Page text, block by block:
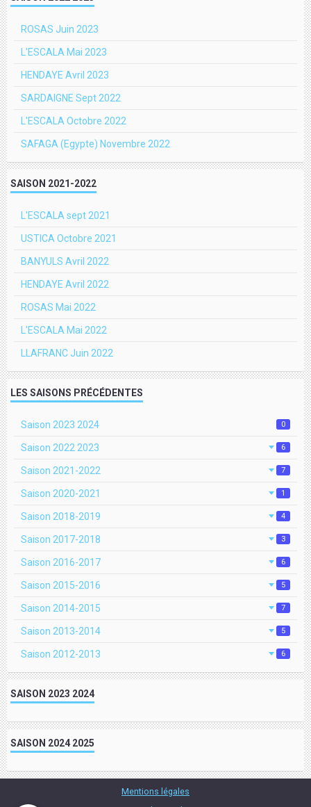
ROSAS Juin 2023
L'ESCALA Mai 2023
HENDAYE Avril 2023
SARDAIGNE Sept 2022
L'ESCALA Octobre 2022
SAFAGA (Egypte) Novembre 2022
SAISON 2021-2022
L'ESCALA sept 2021
USTICA Octobre 2021
BANYULS Avril 2022
HENDAYE Avril 2022
ROSAS Mai 2022
L'ESCALA Mai 2022
LLAFRANC Juin 2022
LES SAISONS PRÉCÉDENTES
Saison 2023 2024 0
Saison 2022 2023 6
Saison 2021-2022 7
Saison 2020-2021 1
Saison 2018-2019 4
Saison 2017-2018 3
Saison 2016-2017 6
Saison 2015-2016 5
Saison 2014-2015 7
Saison 2013-2014 5
Saison 2012-2013 6
SAISON 2023 2024
SAISON 2024 2025
Mentions légales